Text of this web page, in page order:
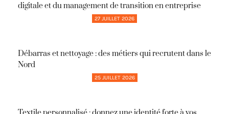
digitale et du management de transition en entreprise
27 JUILLET 2026
Débarras et nettoyage : des métiers qui recrutent dans le
Nord
25 JUILLET 2026